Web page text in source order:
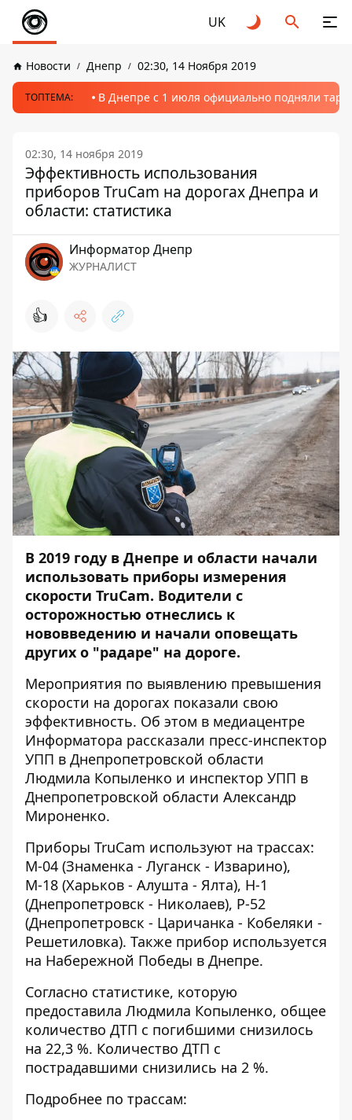
UK
Новости Днепр 02:30, 14 Ноября 2019
ТОПТЕМА: В Днепре с 1 июля официально подняли
02:30, 14 ноября 2019
Эффективность использования
приборов TruCam на дорогах Днепра и
области: статистика
Информатор Днепр
ЖУРНАЛИСТ
👍
В 2019 году в Днепре и области начали
использовать приборы измерения
скорости TruCam. Водители с
осторожностью отнеслись к
нововведению и начали оповещать
других о "радаре" на дороге.
Мероприятия по выявлению превышения
скорости на дорогах показали свою
эффективность. Об этом в медиацентре
Информатора рассказали пресс-инспектор
УПП в Днепропетровской области
Людмила Копыленко и инспектор УПП в
Днепропетровской области Александр
Мироненко.
Приборы TruCam используют на трассах:
М-04 (Знаменка - Луганск - Изварино),
М-18 (Харьков - Алушта - Ялта), Н-1
(Днепропетровск - Николаев), Р-52
(Днепропетровск - Царичанка - Кобеляки -
Решетиловка). Также прибор используется
на Набережной Победы в Днепре.
Согласно статистике, которую
предоставила Людмила Копыленко, общее
количество ДТП с погибшими снизилось
на 22,3 %. Количество ДТП с
пострадавшими снизились на 2 %.
Подробнее по трассам: